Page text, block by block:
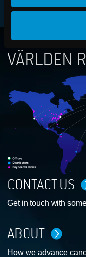
VÄRLDEN
CONTACT US
Get in touch with
ABOUT
How we advance